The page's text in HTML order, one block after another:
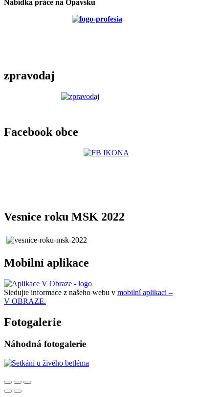
Nabídka práce na Opavsku
zpravodaj
Facebook obce
Vesnice roku MSK 2022
Mobilní aplikace
Sledujte informace z našeho webu v mobilní aplikaci –
V OBRAZE.
Fotogalerie
Náhodná fotogalerie